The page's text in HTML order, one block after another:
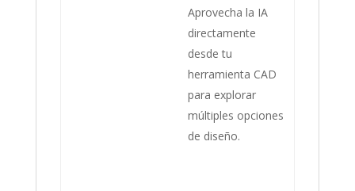
Aprovecha la IA
directamente
desde tu
herramienta CAD
para explorar
múltiples opciones
de diseño.